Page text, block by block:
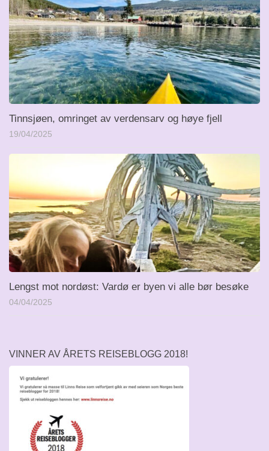
Tinnsjøen, omringet av verdensarv og høye fjell
19/04/2025
Lengst mot nordøst: Vardø er byen vi alle bør besøke
04/04/2025
VINNER AV ÅRETS REISEBLOGG 2018!